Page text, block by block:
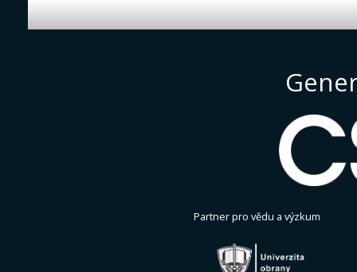
Partner pro vědu a výzkum